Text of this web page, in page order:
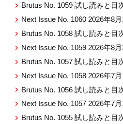
Brutus No. 1059 試し読みと目
Next Issue No. 1060 2026年8
Brutus No. 1058 試し読みと目
Next Issue No. 1059 2026年8
Brutus No. 1057 試し読みと目
Next Issue No. 1058 2026年7
Brutus No. 1056 試し読みと目
Next Issue No. 1057 2026年7
Brutus No. 1055 試し読みと目